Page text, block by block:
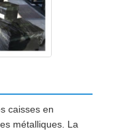
caisses en
métalliques. La